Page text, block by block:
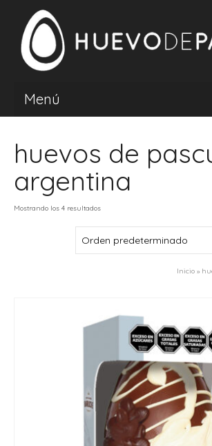
Menú
huevos de
argentina
Mostrando los 4 resultados
Inicio »